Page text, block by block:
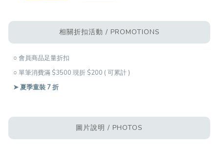
相關折扣活動 / PROMOTIONS
○ 會員商品足量折扣
○ 單筆消費滿 $3500 現折 $200 ( 可累計 )
➤ 夏季童裝 7 折
圖片說明 / PHOTOS